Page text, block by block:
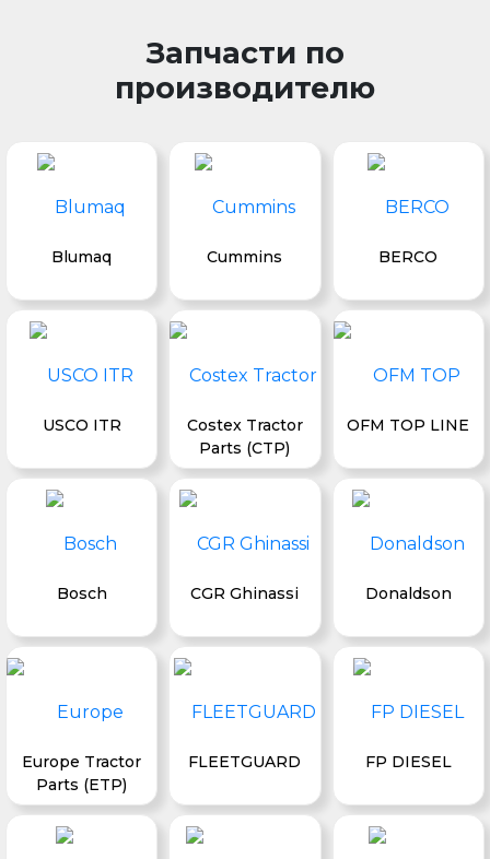
Запчасти по
производителю
Blumaq Cummins BERCO
USCO ITR
Costex Tractor
Parts (CTP)
OFM TOP LINE
Bosch CGR Ghinassi Donaldson
Europe Tractor
Parts (ETP)
FLEETGUARD FP DIESEL